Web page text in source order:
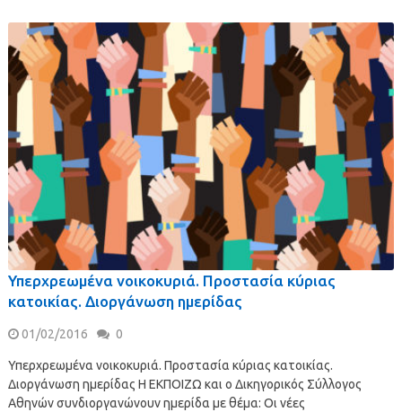
Υπερχρεωμένα νοικοκυριά. Προστασία κύριας
κατοικίας. Διοργάνωση ημερίδας
01/02/2016 0
Υπερχρεωμένα νοικοκυριά. Προστασία κύριας κατοικίας.
Διοργάνωση ημερίδας Η ΕΚΠΟΙΖΩ και ο Δικηγορικός Σύλλογος
Αθηνών συνδιοργανώνουν ημερίδα με θέμα: Οι νέες